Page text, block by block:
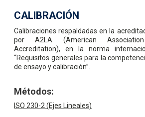
CALIBRACIÓN
Calibraciones respaldadas en la
por A2LA (American
Accreditation), en la norma
“Requisitos generales para la
de ensayo y calibración”.
Métodos:
ISO 230-2 (Ejes Lineales)